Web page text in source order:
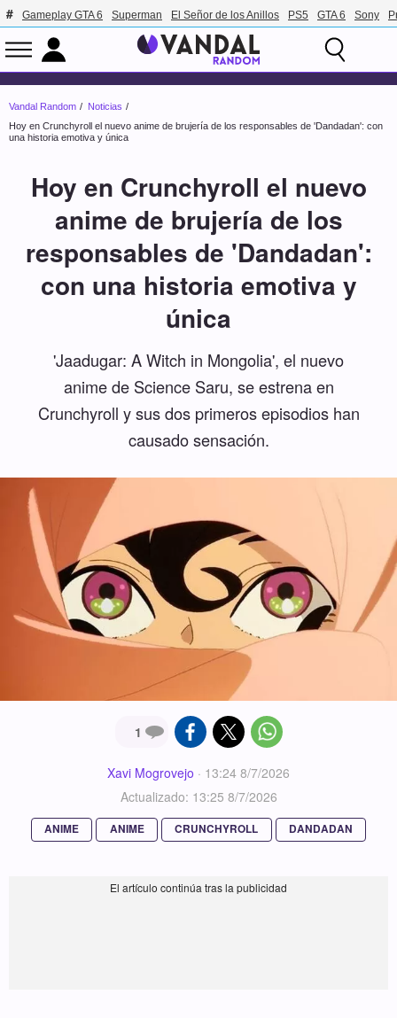
Gameplay GTA 6 Superman El Señor de los Anillos PS5 GTA 6 Sony
Vandal Random
Noticias
Hoy en Crunchyroll el nuevo anime de brujería de los responsables de 'Dandadan': con
una historia emotiva y única
Hoy en Crunchyroll el nuevo
anime de brujería de los
responsables de 'Dandadan':
con una historia emotiva y
única
'Jaadugar: A Witch in Mongolia', el nuevo
anime de Science Saru, se estrena en
Crunchyroll y sus dos primeros episodios han
causado sensación.
1
Xavi Mogrovejo · 13:24 8/7/2026
Actualizado: 13:25 8/7/2026
ANIME ANIME CRUNCHYROLL DANDADAN